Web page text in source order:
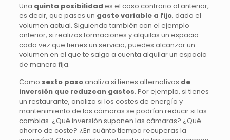
Una quinta posibilidad es el caso contrario al anterior,
es decir, que pases un gasto variable a fijo, dado el
volumen actual. Siguiendo también con el ejemplo
anterior, si realizas formaciones y alquilas un espacio
cada vez que tienes un servicio, puedes alcanzar un
volumen en el que te salga a cuenta alquilar un espacio
de manera fija.
Como sexto pasoanaliza si tienes alternativas de
inversión que reduzcan gastos. Por ejemplo, si tienes
un restaurante, analiza si los costes de energía y
mantenimiento de las cámaras se podrían reducir si las
cambias. ¿Qué inversión suponen las cámaras? ¿Qué
ahorro de coste? ¿En cuánto tiempo recuperas la